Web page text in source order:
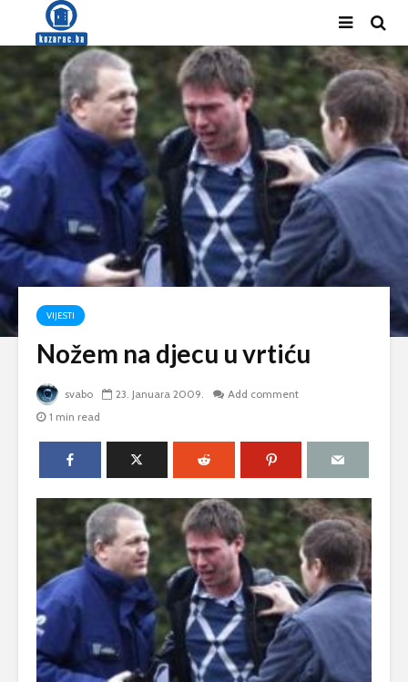
VIJESTI
Nožem na djecu u vrtiću
svabo 23. Januara 2009.
Add comment
1 min read